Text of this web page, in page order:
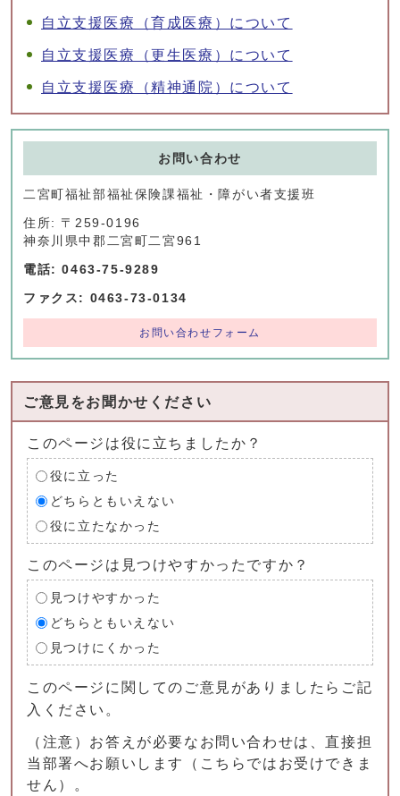
自立支援医療（育成医療）について
自立支援医療（更生医療）について
自立支援医療（精神通院）について
お問い合わせ
二宮町福祉部福祉保険課福祉・障がい者支援班
住所: 〒259-0196
神奈川県中郡二宮町二宮961
電話: 0463-75-9289
ファクス: 0463-73-0134
お問い合わせフォーム
ご意見をお聞かせください
このページは役に立ちましたか？
役に立った
どちらともいえない
役に立たなかった
このページは見つけやすかったですか？
見つけやすかった
どちらともいえない
見つけにくかった
このページに関してのご意見がありましたらご記
入ください。
（注意）お答えが必要なお問い合わせは、直接担
当部署へお願いします（こちらではお受けできま
せん）。